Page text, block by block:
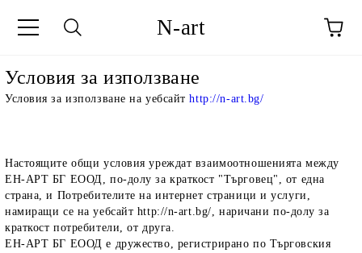
N-art
Условия за използване
Условия за използване на уебсайтhttp://n-art.bg/
Настоящите общи условия уреждат взаимоотношенията между
ЕН-АРТ БГ ЕООД, по-долу за краткост "Търговец", от една
страна, и Потребителите на интернет страници и услуги,
намиращи се на уебсайт http://n-art.bg/, наричани по-долу за
краткост потребители, от друга.
ЕН-АРТ БГ ЕООД е дружество, регистрирано по Търговския